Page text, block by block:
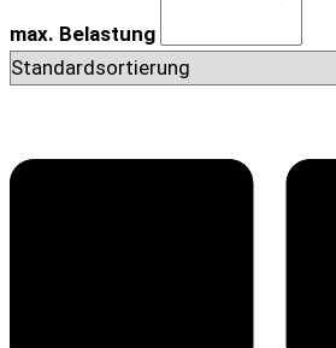
max. Belastung